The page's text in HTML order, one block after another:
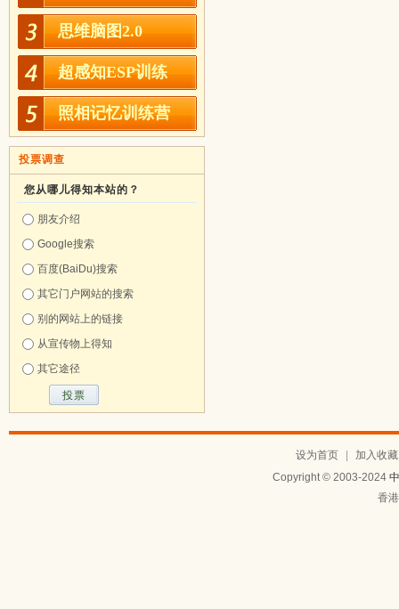
思维脑图2.0
超感知ESP训练
照相记忆训练营
投票调查
您从哪儿得知本站的？
朋友介绍
Google搜索
百度(BaiDu)搜索
其它门户网站的搜索
别的网站上的链接
从宣传物上得知
其它途径
设为首页
加入收藏
Copyright © 2003-2024
香